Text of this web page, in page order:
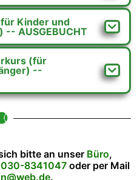
Kinder und
AUSGEBUCHT
(für
--
bitte an unser Büro,
030-8341047 oder per Mail
.